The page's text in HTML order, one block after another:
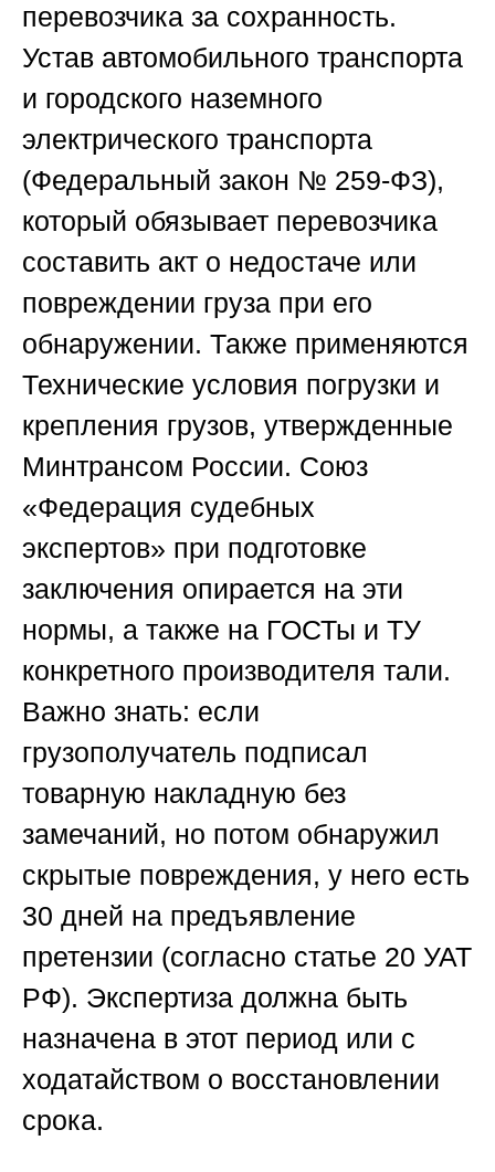
перевозчика за сохранность.
Устав автомобильного транспорта
и городского наземного
электрического транспорта
(Федеральный закон № 259-ФЗ),
который обязывает перевозчика
составить акт о недостаче или
повреждении груза при его
обнаружении. Также применяются
Технические условия погрузки и
крепления грузов, утвержденные
Минтрансом России. Союз
«Федерация судебных
экспертов» при подготовке
заключения опирается на эти
нормы, а также на ГОСТы и ТУ
конкретного производителя тали.
Важно знать: если
грузополучатель подписал
товарную накладную без
замечаний, но потом обнаружил
скрытые повреждения, у него есть
30 дней на предъявление
претензии (согласно статье 20 УАТ
РФ). Экспертиза должна быть
назначена в этот период или с
ходатайством о восстановлении
срока.